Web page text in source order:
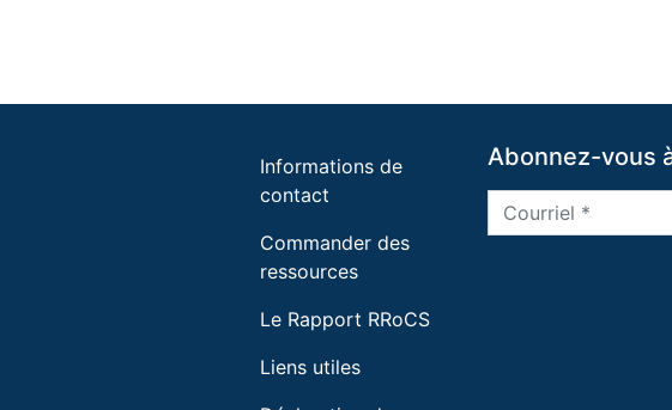
Informations de
contact
Commander des
ressources
Le Rapport RRoCS
Liens utiles
Abonnez-vous